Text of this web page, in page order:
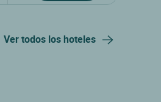
Ver todos los hoteles